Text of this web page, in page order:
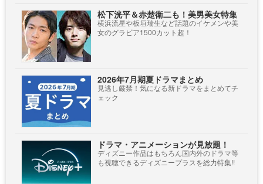
松下洸平＆赤楚衛二も！美男美女特集
横浜流星や板垣瑞生など話題のイケメンや美
女のグラビア1500カット超！
2026年7月期夏ドラマまとめ
見逃し厳禁！気になる新ドラマをまとめてチ
ェック
ドラマ・アニメーションが見放題！
ディズニー作品はもちろん国内外のドラマ等
も視聴できるディズニープラスを総力特集!!